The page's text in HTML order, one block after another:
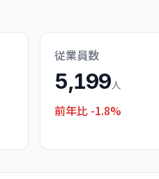
従業員数
5,199人
前年比 -1.8%